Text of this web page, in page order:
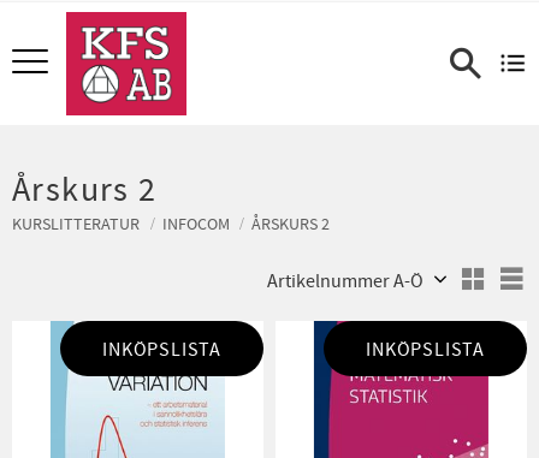
Meny
Årskurs 2
KURSLITTERATUR INFOCOM ÅRSKURS 2
INKÖPSLISTA INKÖPSLISTA